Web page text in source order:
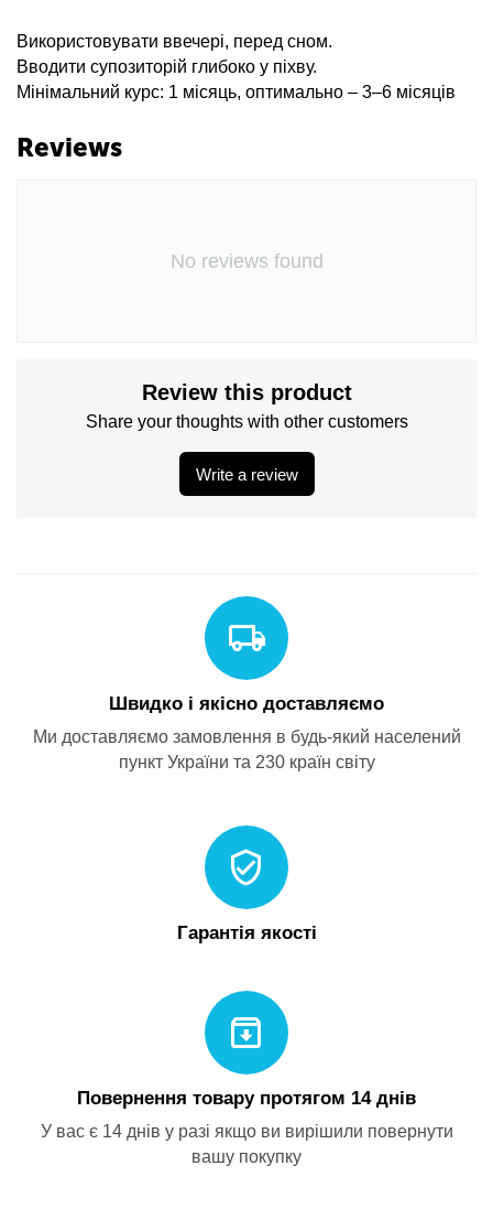
Використовувати ввечері, перед сном.
Вводити супозиторій глибоко у піхву.
Мінімальний курс: 1 місяць, оптимально – 3–6 місяців
Reviews
No reviews found
Review this product
Share your thoughts with other customers
Write a review
Швидко і якісно доставляємо
Ми доставляємо замовлення в будь-який населений
пункт України та 230 країн світу
Гарантія якості
Повернення товару протягом 14 днів
У вас є 14 днів у разі якщо ви вирішили повернути
вашу покупку